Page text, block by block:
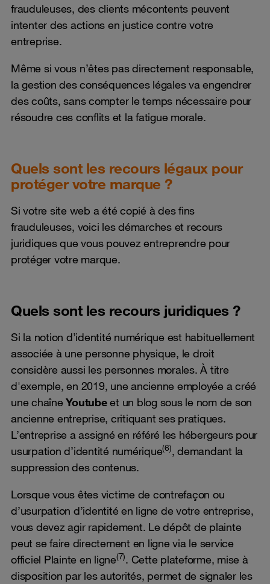
frauduleuses, des clients mécontents peuvent
intenter des actions en justice contre votre
entreprise.
Même si vous n’êtes pas directement responsable,
la gestion des conséquences légales va engendrer
des coûts, sans compter le temps nécessaire pour
résoudre ces conflits et la fatigue morale.
Quels sont les recours légaux pour
protéger votre marque ?
Si votre site web a été copié à des fins
frauduleuses, voici les démarches et recours
juridiques que vous pouvez entreprendre pour
protéger votre marque.
Quels sont les recours juridiques ?
Si la notion d’identité numérique est habituellement
associée à une personne physique, le droit
considère aussi les personnes morales. À titre
d'exemple, en 2019, une ancienne employée a créé
une chaîneYoutubeet un blog sous le nom de son
ancienne entreprise, critiquant ses pratiques.
L’entreprise a assigné en référé les hébergeurs pour
usurpation d’identité numérique(6), demandant la
suppression des contenus.
Lorsque vous êtes victime de contrefaçon ou
d’usurpation d’identité en ligne de votre entreprise,
vous devez agir rapidement. Le dépôt de plainte
peut se faire directement en ligne via le service
officiel Plainte en ligne(7). Cette plateforme, mise à
disposition par les autorités, permet de signaler les